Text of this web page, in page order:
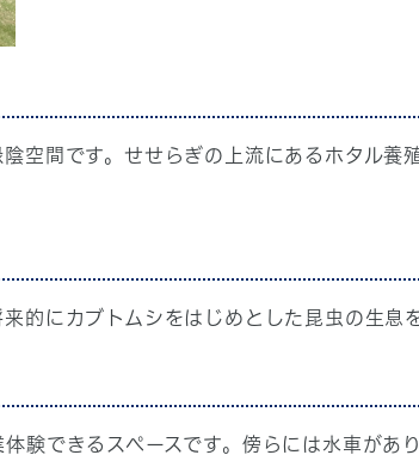
空間です。せせらぎの上流にあるホタル養
にカブトムシをはじめとした昆虫の生息
できるスペースです。傍らには水車があ